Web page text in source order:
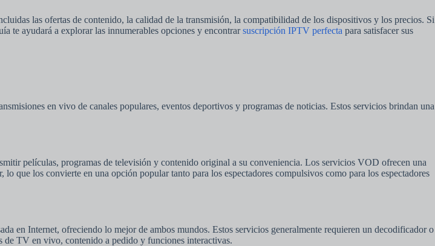
las ofertas de contenido, la calidad de la transmisión, la compatibilidad de los dispositivos y los precios. Si
te ayudará a explorar las innumerables opciones y encontrarsuscripción IPTV perfecta para satisfacer sus
en vivo de canales populares, eventos deportivos y programas de noticias. Estos servicios brindan una
películas, programas de televisión y contenido original a su conveniencia. Los servicios VOD ofrecen una
que los convierte en una opción popular tanto para los espectadores compulsivos como para los espectadores
en Internet, ofreciendo lo mejor de ambos mundos. Estos servicios generalmente requieren un decodificador o
de TV en vivo, contenido a pedido y funciones interactivas.